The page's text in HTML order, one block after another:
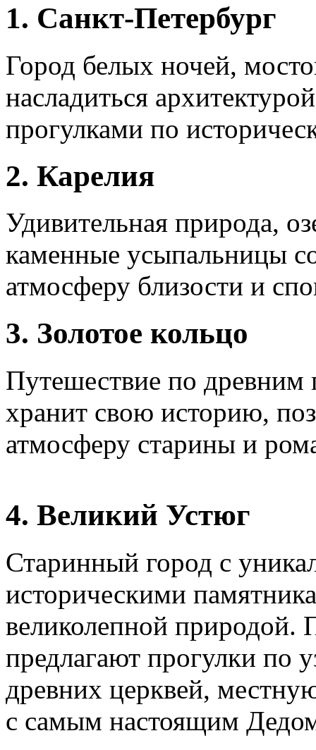
1. Санкт-Петербург
Город белых ночей,
насладиться
прогулками по
2. Карелия
Удивительная природа,
каменные усыпальницы
атмосферу близости и
3. Золотое кольцо
Путешествие по древним
хранит свою историю,
атмосферу старины и
4. Великий Устюг
Старинный город с
историческими
великолепной природой.
предлагают прогулки по
древних церквей,
с самым настоящим